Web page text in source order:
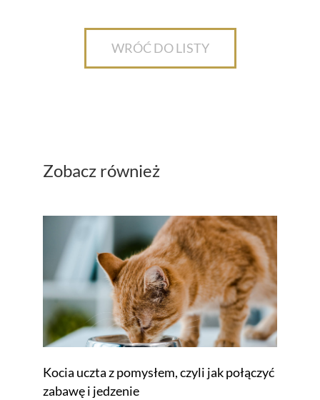
WRÓĆ DO LISTY
Zobacz również
Kocia uczta z pomysłem, czyli jak połączyć
zabawę i jedzenie